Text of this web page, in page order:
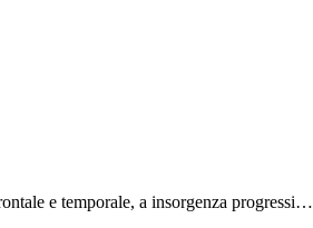
e temporale, a insorgenza progressi…